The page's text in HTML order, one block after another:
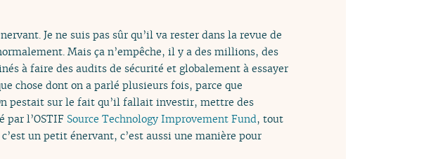
Je ne suis pas sûr qu’il va rester dans la revue de
Mais ça n’empêche, il y a des millions, des
à faire des audits de sécurité et globalement à essayer
chose dont on a parlé plusieurs fois, parce que
pestait sur le fait qu’il fallait investir, mettre des
par l’OSTIF Source Technology Improvement Fund, tout
un petit énervant, c’est aussi une manière pour